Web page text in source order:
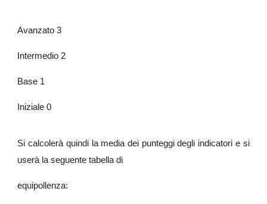
Avanzato 3
Intermedio 2
Base 1
Iniziale 0
Si calcolerà quindi la media dei punteggi degli indicatori e si
userà la seguente tabella di
equipollenza: